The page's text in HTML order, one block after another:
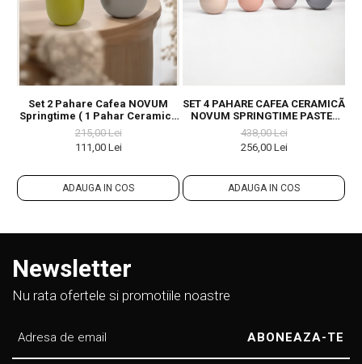
Set 2 Pahare Cafea NOVUM
Springtime ( 1 Pahar Ceramicã
250ml Gri+Olive MAT, 1 Pahar
Ceramicã 80ml Galben+Verde
Mat) Glazurat Manual
215,00 Lei
111,00 Lei
ADAUGA IN COS
SET 4 PAHARE CAFEA CERAMICÃ
NOVUM SPRINGTIME PASTEL
250ML
438,00 Lei
256,00 Lei
ADAUGA IN COS
Newsletter
Nu rata ofertele si promotiile noastre